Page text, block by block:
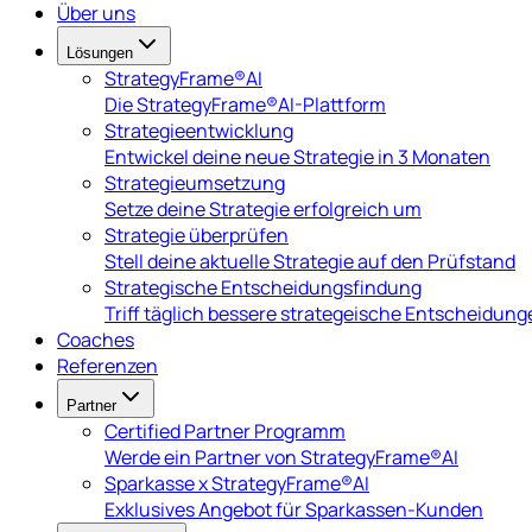
Über uns
Lösungen
StrategyFrame®AI
Die StrategyFrame®AI-Plattform
Strategieentwicklung
Entwickel deine neue Strategie in 3 Monaten
Strategieumsetzung
Setze deine Strategie erfolgreich um
Strategie überprüfen
Stell deine aktuelle Strategie auf den Prüfstand
Strategische Entscheidungsfindung
Triff täglich bessere strategeische
Coaches
Referenzen
Partner
Certified Partner Programm
Werde ein Partner von StrategyFrame®AI
Sparkasse x StrategyFrame®AI
Exklusives Angebot für Sparkassen-Kunden